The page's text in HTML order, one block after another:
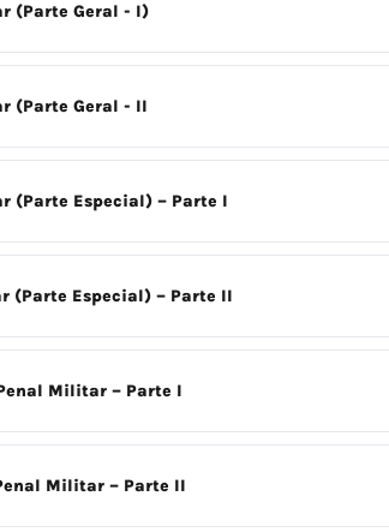
(Parte Geral - I)
(Parte Geral - II
(Parte Especial) – Parte I
(Parte Especial) – Parte II
Militar – Parte I
Militar – Parte II